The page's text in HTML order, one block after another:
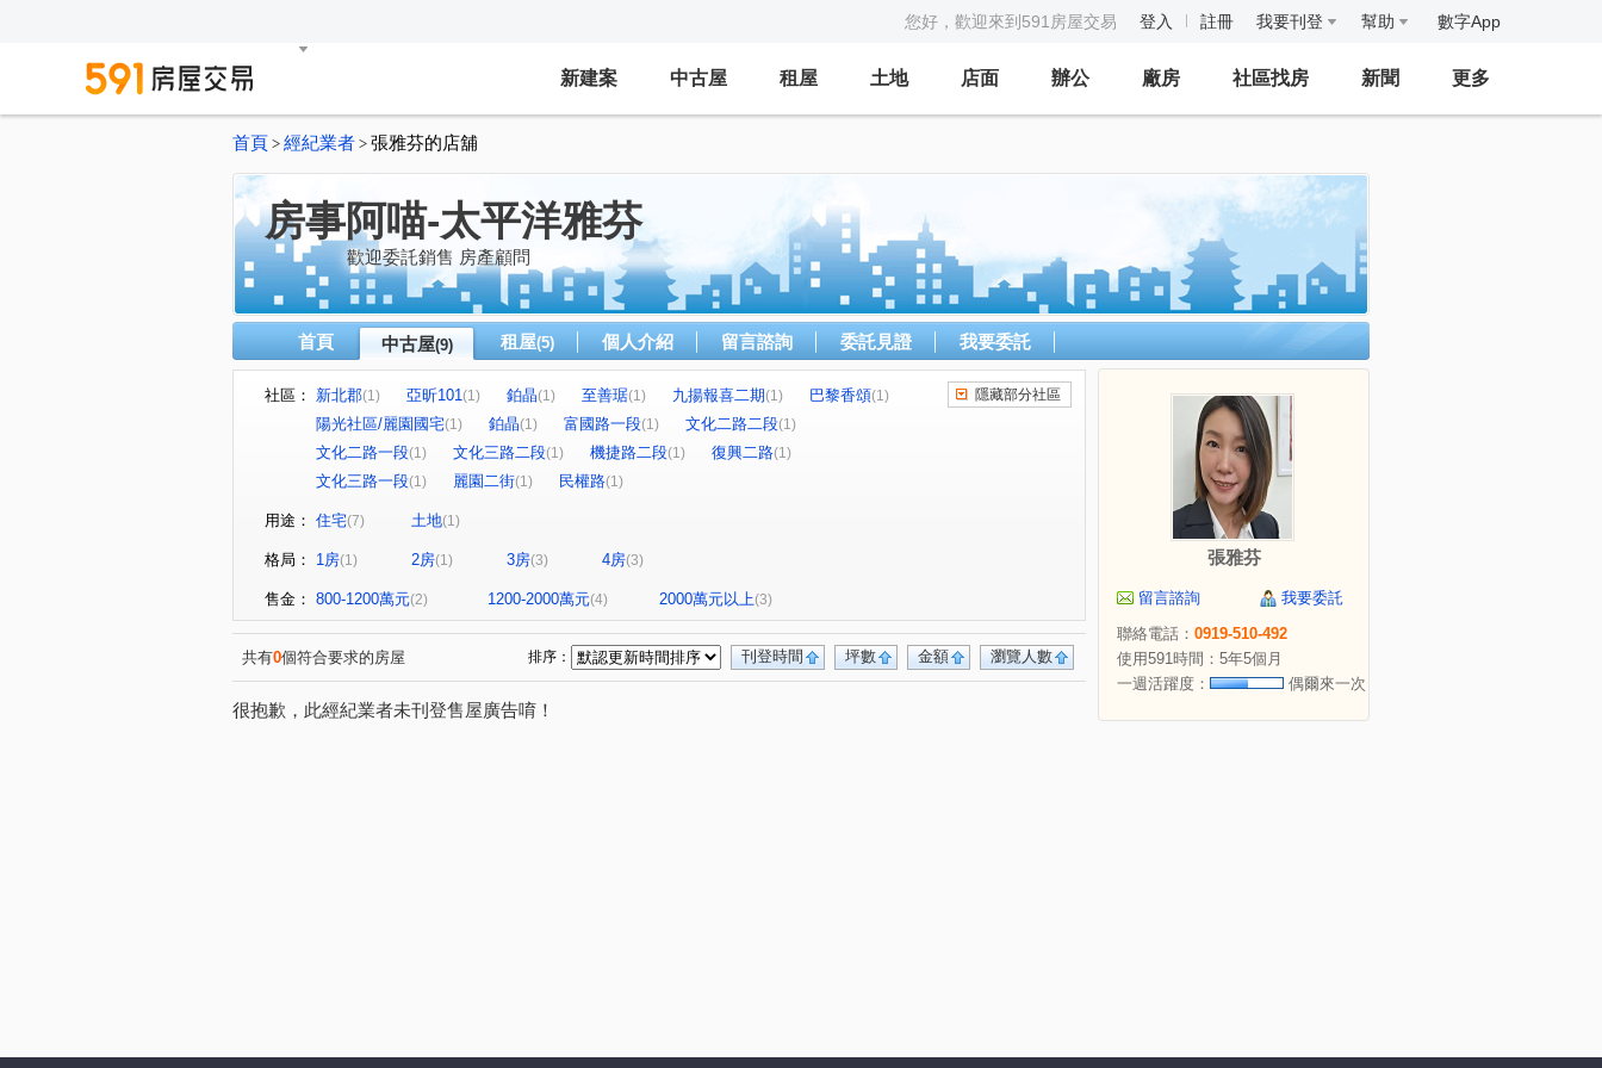
您好，歡迎來到591房屋交易 登入 註冊 我要刊登 幫助 數字App
新建案 中古屋 租屋 土地 店面 辦公 廠房 社區找房 新聞 更多
首頁 > 經紀業者 > 張雅芬的店舖
房事阿喵-太平洋雅芬
歡迎委託銷售 房產顧問
首頁 中古屋(9) 租屋(5) 個人介紹 留言諮詢 委託見證 我要委託
社區： 新北郡(1) 亞昕101(1) 鉑晶(1) 至善琚(1) 九揚報喜二期(1) 巴黎香頌(1)
陽光社區/麗園國宅(1) 鉑晶(1) 富國路一段(1) 文化二路二段(1)
文化二路一段(1) 文化三路二段(1) 機捷路二段(1) 復興二路(1)
文化三路一段(1) 麗園二街(1) 民權路(1)
隱藏部分社區
用途： 住宅(7) 土地(1)
格局： 1房(1) 2房(1) 3房(3) 4房(3)
售金： 800-1200萬元(2) 1200-2000萬元(4) 2000萬元以上(3)
共有0個符合要求的房屋 瀏覽人數
金額
坪數
刊登時間
排序：
很抱歉，此經紀業者未刊登售屋廣告唷！
張雅芬
留言諮詢
我要委託
聯絡電話： 0919-510-492
使用591時間：5年5個月
一週活躍度：
偶爾來一次